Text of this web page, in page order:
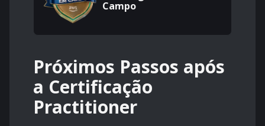
Campo
Próximos Passos após
a Certificação
Practitioner